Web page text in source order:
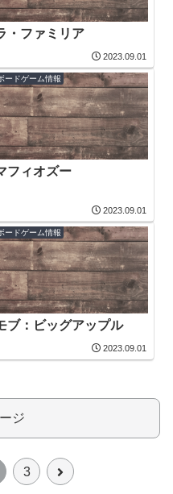
・ファミリア
2023.09.01
ードゲーム情報
フィオズー
2023.09.01
ードゲーム情報
ブ：ビッグアップル
2023.09.01
ジ
3
次